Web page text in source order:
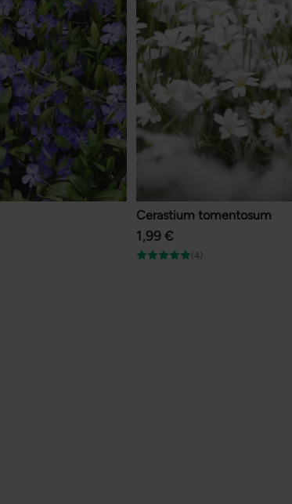
Cerastium tomentosum
1,99 €
(4)